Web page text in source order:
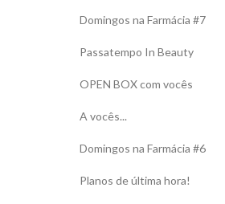
Domingos na Farmácia #7
Passatempo In Beauty
OPEN BOX com vocês
A vocês...
Domingos na Farmácia #6
Planos de última hora!